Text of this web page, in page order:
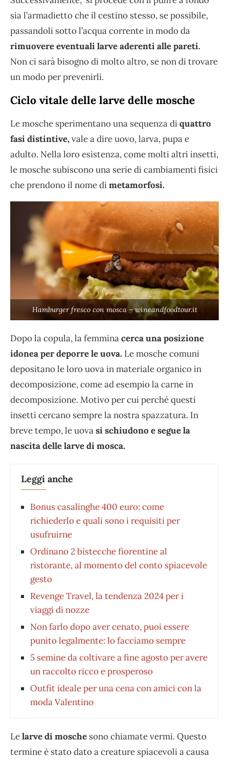
sia l’armadietto che il cestino stesso, se possibile,
passandoli sotto l’acqua corrente in modo da
rimuovere eventuali larve aderenti alle pareti.
Non ci sarà bisogno di molto altro, se non di trovare
un modo per prevenirli.
Ciclo vitale delle larve delle mosche
Le mosche sperimentano una sequenza diquattro
fasi distintive,vale a dire uovo, larva, pupa e
adulto. Nella loro esistenza, come molti altri insetti,
le mosche subiscono una serie di cambiamenti fisici
che prendono il nome dimetamorfosi.
Hamburger fresco con mosca – wineandfoodtour.it
Dopo la copula, la femminacerca una posizione
idonea per deporre le uova. Le mosche comuni
depositano le loro uova in materiale organico in
decomposizione, come ad esempio la carne in
decomposizione. Motivo per cui perché questi
insetti cercano sempre la nostra spazzatura. In
breve tempo, le uovasi schiudono e segue la
nascita delle larve di mosca.
Leggi anche
Bonus casalinghe 400 euro: come
richiederlo e quali sono i requisiti per
usufruirne
Ordinano 2 bistecche fiorentine al
ristorante, al momento del conto spiacevole
gesto
Revenge Travel, la tendenza 2024 per i
viaggi di nozze
Non farlo dopo aver cenato, puoi essere
punito legalmente: lo facciamo sempre
5 semine da coltivare a fine agosto per avere
un raccolto ricco e prosperoso
Outfit ideale per una cena con amici con la
moda Valentino
Lelarve di mosche sono chiamate vermi. Questo
termine è stato dato a creature spiacevoli a causa